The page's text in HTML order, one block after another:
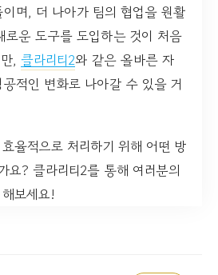
며, 더 나아가 팀의 협업을 원활
로운 도구를 도입하는 것이 처음
, 클라리티2와 같은 올바른 자
적인 변화로 나아갈 수 있을 거
율적으로 처리하기 위해 어떤 방
요? 클라리티2를 통해 여러분의
보세요!